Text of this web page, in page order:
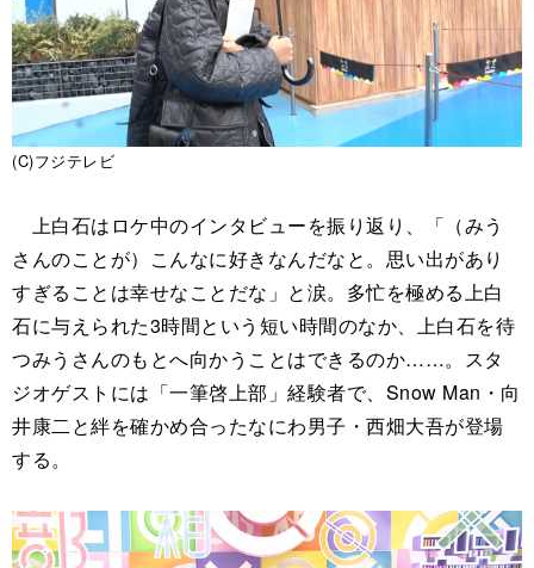
(C)フジテレビ
上白石はロケ中のインタビューを振り返り、「（みう
さんのことが）こんなに好きなんだなと。思い出があり
すぎることは幸せなことだな」と涙。多忙を極める上白
石に与えられた3時間という短い時間のなか、上白石を待
つみうさんのもとへ向かうことはできるのか……。スタ
ジオゲストには「一筆啓上部」経験者で、Snow Man・向
井康二と絆を確かめ合ったなにわ男子・西畑大吾が登場
する。